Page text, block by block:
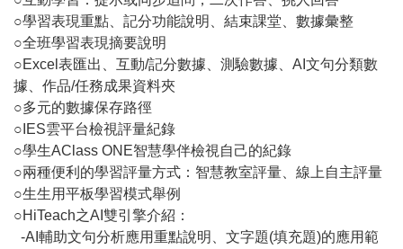
○學習表現重點、記分功能說明、結束課堂、數據彙整
○全班學習表現摘要說明
○Excel表匯出、互動/記分數據、測驗數據、AI文句分類數
據、作品/任務成果資料夾
○多元的數據保存路徑
○IES雲平台檢視評量紀錄
○學生AClass ONE智慧學伴檢視自己的紀錄
○兩種便利的學習評量方式：智慧教室評量、線上自主評量
○生生用平板學習模式舉例
○HiTeach之AI雙引擎介紹：
-AI輔助文句分析應用重點說明、文字題(填充題)的應用範